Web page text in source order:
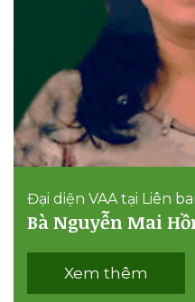
Đại diện VAA tại Liên
Bà Nguyễn Mai
Xem thêm